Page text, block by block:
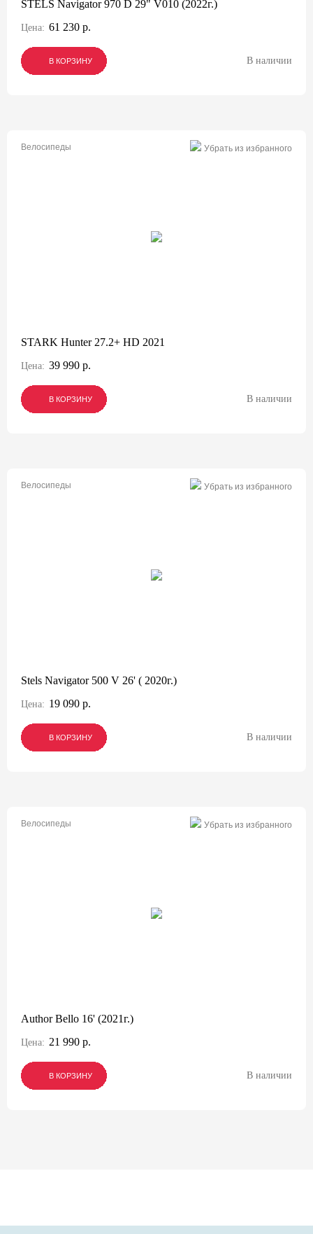
STELS Navigator 970 D 29" V010 (2022г.)
Цена: 61 230 р.
В КОРЗИНУ
В КОРЗИНУ
В КОРЗИНУ В наличии
Велосипеды Убрать из избранного
STARK Hunter 27.2+ HD 2021
Цена: 39 990 р.
В КОРЗИНУ
В КОРЗИНУ
В КОРЗИНУ В наличии
Велосипеды Убрать из избранного
Stels Navigator 500 V 26' ( 2020г.)
Цена: 19 090 р.
В КОРЗИНУ
В КОРЗИНУ
В КОРЗИНУ В наличии
Велосипеды Убрать из избранного
Author Bello 16' (2021г.)
Цена: 21 990 р.
В КОРЗИНУ
В КОРЗИНУ
В КОРЗИНУ В наличии